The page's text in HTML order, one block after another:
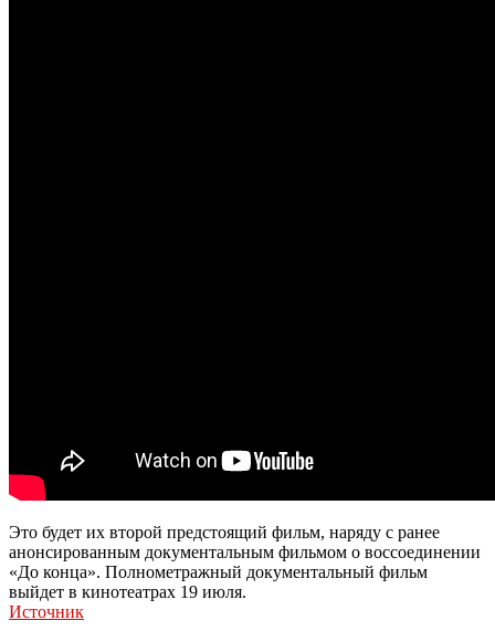
Это будет их второй предстоящий фильм, наряду с ранее
анонсированным документальным фильмом о воссоединении
«До конца». Полнометражный документальный фильм
выйдет в кинотеатрах 19 июля.
Источник